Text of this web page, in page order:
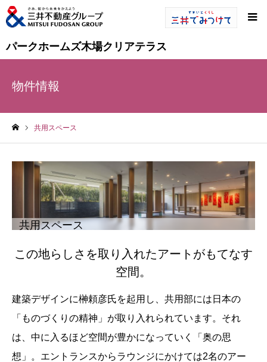
パークホームズ木場クリアテラス
物件情報
共用スペース
共用スペース
この地らしさを取り入れたアートがもてなす
空間。
建築デザインに榊頼彦氏を起用し、共用部には日本の
「ものづくりの精神」が取り入れられています。それ
は、中に入るほど空間が豊かになっていく「奥の思
想」。エントランスからラウンジにかけては2名のアー